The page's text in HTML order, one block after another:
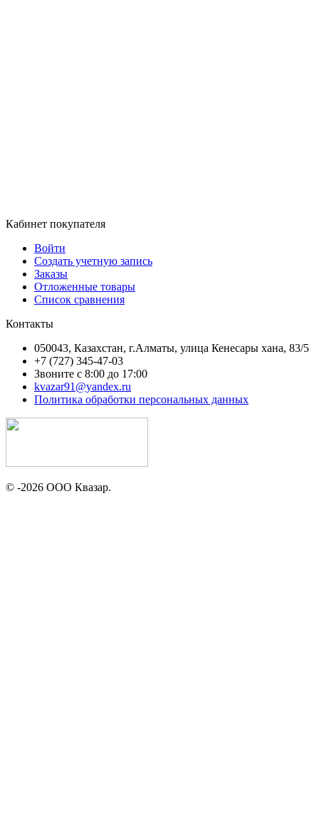
Кабинет покупателя
Войти
Создать учетную запись
Заказы
Отложенные товары
Список сравнения
Контакты
050043, Казахстан, г.Алматы, улица Кенесары хана, 83/5
+7 (727) 345-47-03
Звоните с 8:00 до 17:00
kvazar91@yandex.ru
Политика обработки персональных данных
© -2026 ООО Квазар.